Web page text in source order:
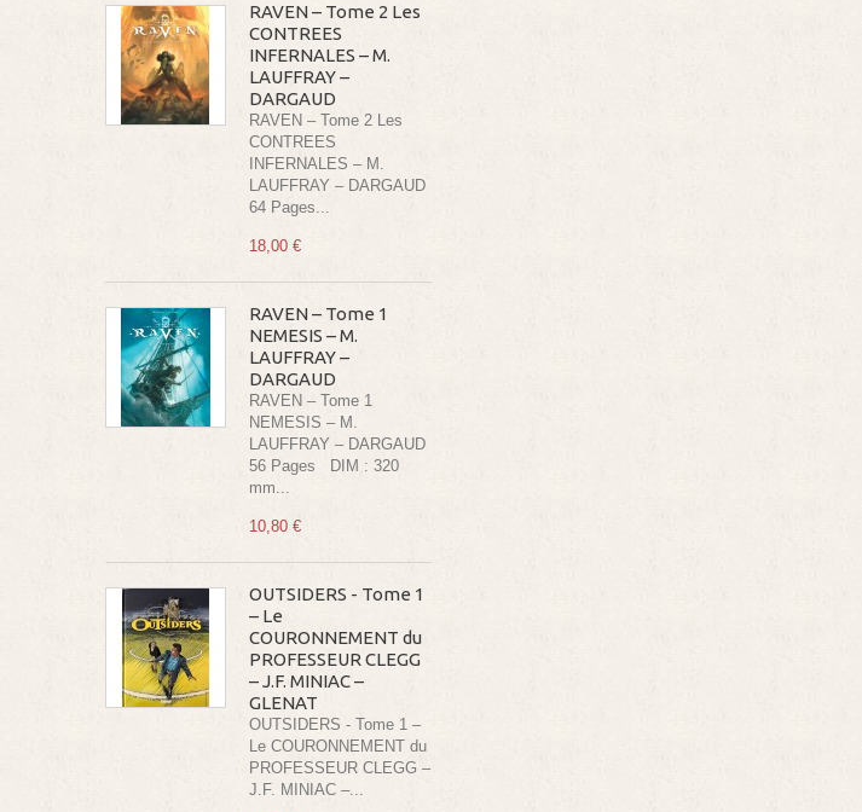
RAVEN – Tome 2 Les
CONTREES
INFERNALES – M.
LAUFFRAY –
DARGAUD
RAVEN – Tome 2 Les
CONTREES
INFERNALES – M.
LAUFFRAY – DARGAUD
64 Pages...
18,00 €
RAVEN – Tome 1
NEMESIS – M.
LAUFFRAY –
DARGAUD
RAVEN – Tome 1
NEMESIS – M.
LAUFFRAY – DARGAUD
56 Pages DIM : 320
mm...
10,80 €
OUTSIDERS - Tome 1
– Le
COURONNEMENT du
PROFESSEUR CLEGG
– J.F. MINIAC –
GLENAT
OUTSIDERS - Tome 1 –
Le COURONNEMENT du
PROFESSEUR CLEGG –
J.F. MINIAC –...